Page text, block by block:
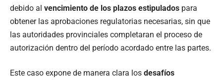
debido al vencimiento de los plazos estipulados para
obtener las aprobaciones regulatorias necesarias, sin que
las autoridades provinciales completaran el proceso de
autorización dentro del período acordado entre las partes.
Este caso expone de manera clara los desafíos